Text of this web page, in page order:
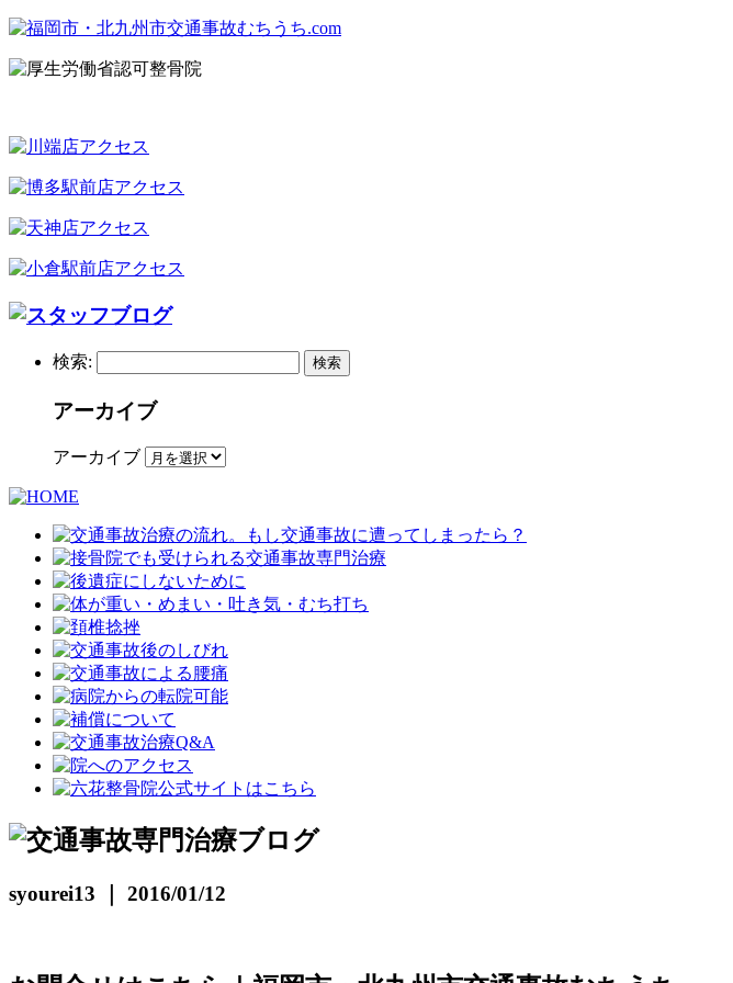
検索:
アーカイブ
アーカイブ
syourei13 ｜ 2016/01/12